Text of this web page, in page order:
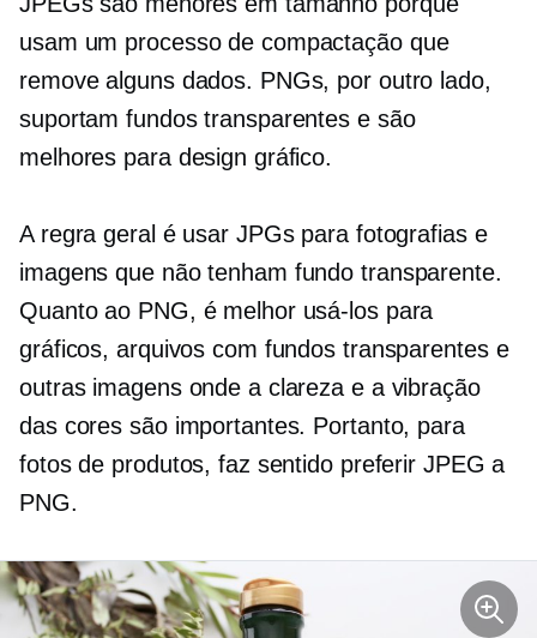
usam um processo de compactação que
remove alguns dados. PNGs, por outro lado,
suportam fundos transparentes e são
melhores para design gráfico.
A regra geral é usar JPGs para fotografias e
imagens que não tenham fundo transparente.
Quanto ao PNG, é melhor usá-los para
gráficos, arquivos com fundos transparentes e
outras imagens onde a clareza e a vibração
das cores são importantes. Portanto, para
fotos de produtos, faz sentido preferir JPEG a
PNG.